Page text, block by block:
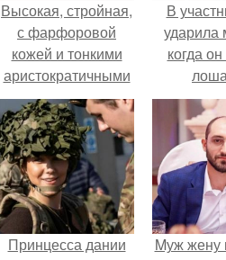
Высокая, стройная,
с фарфоровой
кожей и тонкими
аристократичными
чертами, эль
выглядит так, будто
сошла с полотна
художника.
В
ударила
когда
Принцесса дании
Mуж жену